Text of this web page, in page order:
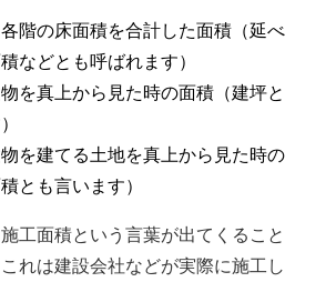
階の床面積を合計した面積（延べ
などとも呼ばれます）
を真上から見た時の面積（建坪と
を建てる土地を真上から見た時の
とも言います）
工面積という言葉が出てくること
れは建設会社などが実際に施工し